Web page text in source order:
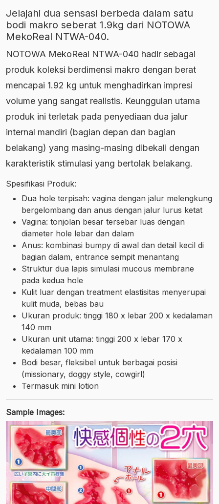
Jelajahi dua sensasi berbeda dalam satu
bodi makro seberat 1.9kg dari NOTOWA
MekoReal NTWA-040.
NOTOWA MekoReal NTWA-040 hadir sebagai
produk koleksi berdimensi makro dengan berat
mencapai 1.92 kg untuk menghadirkan impresi
volume yang sangat realistis. Keunggulan utama
produk ini terletak pada penyediaan dua jalur
internal mandiri (bagian depan dan bagian
belakang) yang masing-masing dibekali dengan
karakteristik stimulasi yang bertolak belakang.
Spesifikasi Produk:
Dua hole terpisah: vagina dengan jalur melengkung
bergelombang dan anus dengan jalur lurus ketat
Vagina: tonjolan besar tersebar luas dengan
diameter hole lebar dan dalam
Anus: kombinasi bumpy di awal dan detail kecil di
bagian dalam, entrance sempit menantang
Struktur dua lapis simulasi mucous membrane
pada kedua hole
Kulit luar dengan treatment elastisitas menyerupai
kulit muda, bebas bau
Ukuran produk: tinggi 180 x lebar 200 x kedalaman
140 mm
Ukuran unit utama: tinggi 200 x lebar 170 x
kedalaman 100 mm
Bodi besar, fleksibel untuk berbagai posisi
(missionary, doggy style, cowgirl)
Termasuk mini lotion
Sample Images: